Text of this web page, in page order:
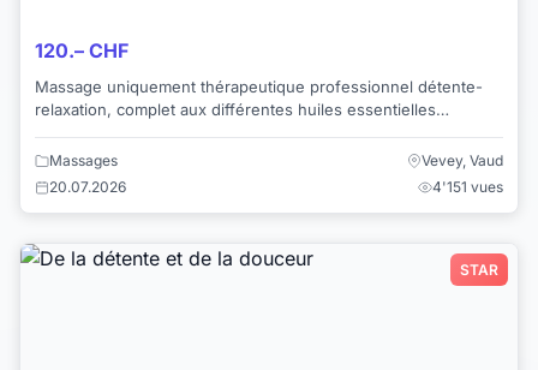
120.– CHF
Massage uniquement thérapeutique professionnel détente-
relaxation, complet aux différentes huiles essentielles
Massages
Vevey, Vaud
20.07.2026
4'151 vues
STAR